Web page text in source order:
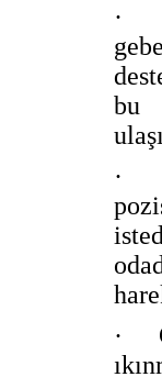
·
bu
·
·